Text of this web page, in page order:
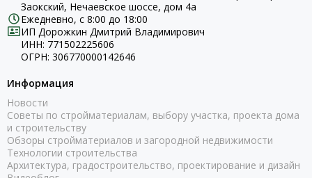
Заокский, Нечаевское шоссе, дом 4а
Ежедневно, с 8:00 до 18:00
ИП Дорожкин Дмитрий Владимирович
ИНН: 771502225606
ОГРН: 306770000142646
Информация
Новости
Советы по стройматериалам, выбору участка, проекта дома
и строительству
Обзоры стройматериалов и загородной недвижимости
Технологии строительства
Архитектура, градостроительство, проектирование и дизайн